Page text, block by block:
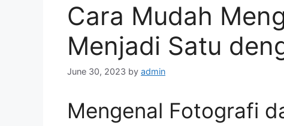
Cara Mudah
Menjadi Satu
June 30, 2023 by admin
Mengenal Fotografi